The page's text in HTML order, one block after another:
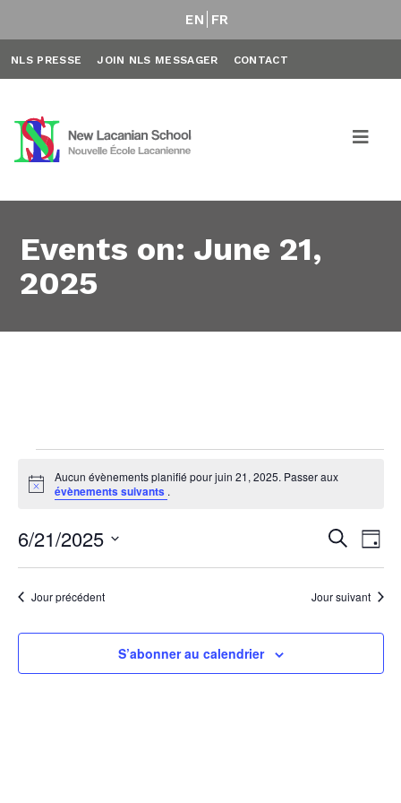
EN FR
NLS PRESSE JOIN NLS MESSAGER CONTACT
Events on: June 21,
2025
Évènements
for
juin
21,
2025
Notice
Aucun évènements planifié pour juin 21, 2025. Passer aux
évènements suivants .
Recherche
de
Jour
6/21/2025
date.
Jour précédent Jour suivant
S’abonner au calendrier